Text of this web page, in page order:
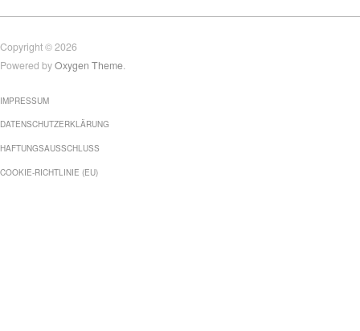
Copyright © 2026
Powered byOxygen Theme
IMPRESSUM
DATENSCHUTZERKLÄRUNG
HAFTUNGSAUSSCHLUSS
COOKIE-RICHTLINIE (EU)